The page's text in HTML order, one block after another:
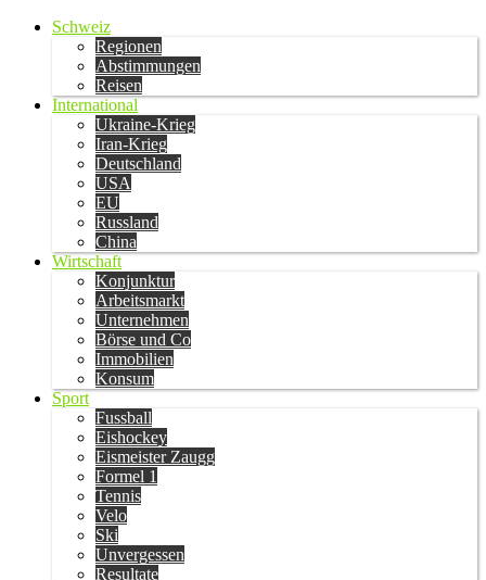
Schweiz
Regionen
Abstimmungen
Reisen
International
Ukraine-Krieg
Iran-Krieg
Deutschland
USA
EU
Russland
China
Wirtschaft
Konjunktur
Arbeitsmarkt
Unternehmen
Börse und Co
Immobilien
Konsum
Sport
Fussball
Eishockey
Eismeister Zaugg
Formel 1
Tennis
Velo
Ski
Unvergessen
Resultate